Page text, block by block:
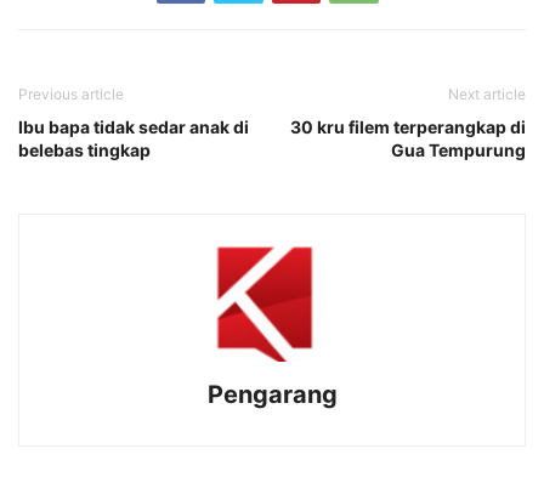
Previous article
Ibu bapa tidak sedar anak di
belebas tingkap
Next article
30 kru filem terperangkap di
Gua Tempurung
Pengarang